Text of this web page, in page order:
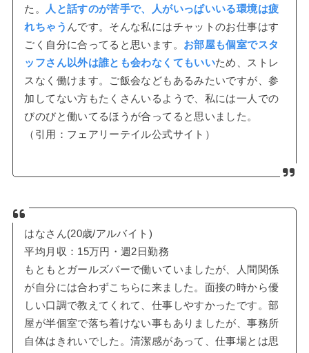
た。
人と話すのが苦手で、人がいっぱいいる環境は疲
れちゃう んです。そんな私にはチャットのお仕事はす
ごく自分に合ってると思います。 お部屋も個室でスタ
ッフさん以外は誰とも会わなくてもいいため、ストレ
スなく働けます。ご飯会などもあるみたいですが、参
加してない方もたくさんいるようで、私には一人での
びのびと働いてるほうが合ってると思いました。
（引用：フェアリーテイル公式サイト）
はなさん(20歳/アルバイト)
平均月収：15万円・週2日勤務
もともとガールズバーで働いていましたが、人間関係
が自分には合わずこちらに来ました。面接の時から優
しい口調で教えてくれて、仕事しやすかったです。部
屋が半個室で落ち着けない事もありましたが、事務所
自体はきれいでした。清潔感があって、仕事場とは思